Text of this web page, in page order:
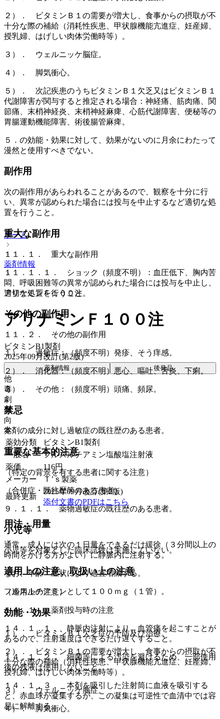
２）． ビタミンＢ１の需要が増大し、食事からの摂取が不
十分な際の補給（消耗性疾患、甲状腺機能亢進症、妊産婦、
授乳婦、はげしい肉体労働時等）。
３）． ウェルニッケ脳症。
４）． 脚気衝心。
５）． 次記疾患のうちビタミンＢ１欠乏又はビタミンＢ１
代謝障害が関与すると推定される場合：神経痛、筋肉痛、関
節痛、末梢神経炎、末梢神経麻痺、心筋代謝障害、便秘等の
胃腸運動機能障害、術後腸管麻痺。
５．の効能・効果に対して、効果がないのに月余にわたって
漫然と使用すべきでない。
副作用
次の副作用があらわれることがあるので、観察を十分に行
い、異常が認められた場合には投与を中止するなど適切な処
置を行うこと。
重大な副作用
１１．１． 重大な副作用
１１．１．１． ショック（頻度不明）：血圧低下、胸内苦
悶、呼吸困難等の異常が認められた場合には投与を中止し、
適切な処置を行うこと。
その他の副作用
１１．２． その他の副作用
１）． 過敏症：（頻度不明）発疹、そう痒感。
２）． 消化器：（頻度不明）悪心、嘔吐、舌炎、下痢。
３）． その他：（頻度不明）頭痛、頻尿。
禁忌
本剤の成分に対し過敏症の既往歴のある患者。
重要な基本的注意
（特定の背景を有する患者に関する注意）
（合併症・既往歴等のある患者）
９．１．１． 薬物過敏症の既往歴のある患者。
小児等
小児等を対象とした臨床試験は実施していない。
適用上の注意、取扱い上の注意
（適用上の注意）
１４．１． 薬剤投与時の注意
１４．１．１． 静脈内注射により、血管痛を起こすことが
あるので、注射速度はできるだけ遅くすること。
１４．１．２． 細菌等による汚染を避けるため、一部使用
後の残液は使用しないこと。
１４．１．３． 本剤を吸引した注射筒に血液を吸引する
と、赤血球が凝集するが、この凝集は可逆性で血清中では容
易に解離する。
ホーム
薬剤情報
アリナミンＦ１００注
アリナミンＦ１００注
ビタミンB1製剤
2025年09月改訂(第2版)
薬剤情報 後発品
他
毒
劇
麻
向
覚
薬効分類
ビタミンB1製剤
一般名
フルスルチアミン塩酸塩注射液
薬価
116円
メーカー
Ｔ’ｓ製薬
最終更新
2025年09月改訂(第2版)
添付文書のPDFはこちら
用法・用量
通常、成人には次の１日量をできるだけ緩徐（３分間以上の
時間をかける方がよい）に静脈内に注射する。
なお、年齢・症状により適宜増減する。
フルスルチアミンとして１００ｍｇ（１管）。
効能・効果
１）． ビタミンＢ１欠乏症の予防及び治療。
２）． ビタミンＢ１の需要が増大し、食事からの摂取が不
十分な際の補給（消耗性疾患、甲状腺機能亢進症、妊産婦、
授乳婦、はげしい肉体労働時等）。
３）． ウェルニッケ脳症。
４）． 脚気衝心。